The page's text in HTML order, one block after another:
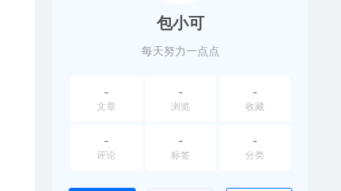
包小可
每天努力一点点
-
文章
-
浏览
-
收藏
-
评论
-
标签
-
分类